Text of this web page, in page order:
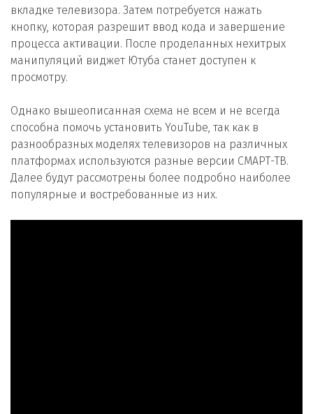
вкладке телевизора. Затем потребуется нажать
кнопку, которая разрешит ввод кода и завершение
процесса активации. После проделанных нехитрых
манипуляций виджет Ютуба станет доступен к
просмотру.
Однако вышеописанная схема не всем и не всегда
способна помочь установить YouTube, так как в
разнообразных моделях телевизоров на различных
платформах используются разные версии СМАРТ-ТВ.
Далее будут рассмотрены более подробно наиболее
популярные и востребованные из них.